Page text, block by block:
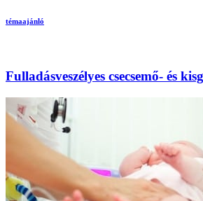
témaajánló
Fulladásveszélyes csecsemő- és